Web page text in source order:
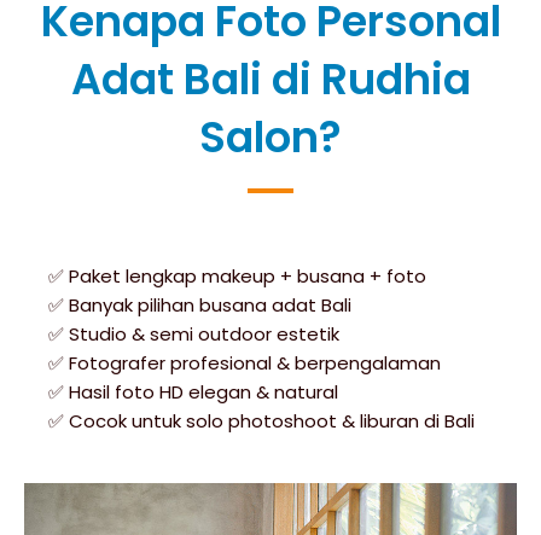
Kenapa Foto Personal
Adat Bali di Rudhia
Salon?
✅ Paket lengkap makeup + busana + foto
✅ Banyak pilihan busana adat Bali
✅ Studio & semi outdoor estetik
✅ Fotografer profesional & berpengalaman
✅ Hasil foto HD elegan & natural
✅ Cocok untuk solo photoshoot & liburan di Bali